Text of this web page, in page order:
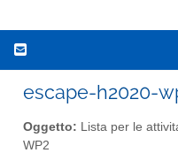
escape-h2020-
Oggetto: Lista per le
WP2